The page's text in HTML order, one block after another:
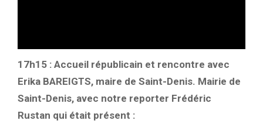
17h15 : Accueil républicain et rencontre avec
Erika BAREIGTS, maire de Saint-Denis. Mairie de
Saint-Denis, avec notre reporter Frédéric
Rustan qui était présent :